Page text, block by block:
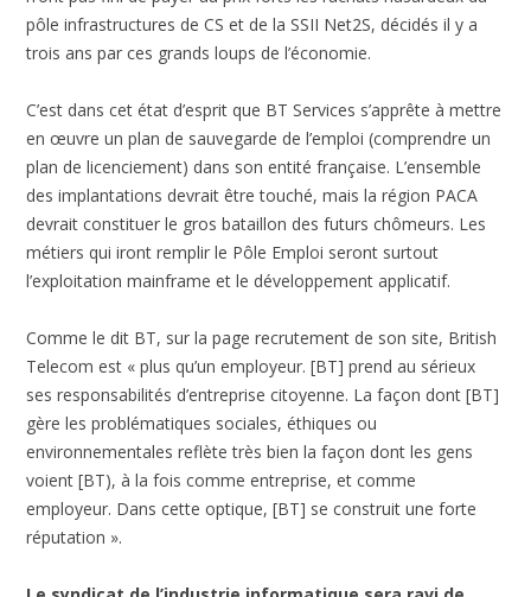
pôle infrastructures de CS et de la SSII Net2S, décidés il y a
trois ans par ces grands loups de l’économie.
C’est dans cet état d’esprit que BT Services s’apprête à mettre
en œuvre un plan de sauvegarde de l’emploi (comprendre un
plan de licenciement) dans son entité française. L’ensemble
des implantations devrait être touché, mais la région PACA
devrait constituer le gros bataillon des futurs chômeurs. Les
métiers qui iront remplir le Pôle Emploi seront surtout
l’exploitation mainframe et le développement applicatif.
Comme le dit BT, sur la page recrutement de son site, British
Telecom est « plus qu’un employeur. [BT] prend au sérieux
ses responsabilités d’entreprise citoyenne. La façon dont [BT]
gère les problématiques sociales, éthiques ou
environnementales reflète très bien la façon dont les gens
voient [BT), à la fois comme entreprise, et comme
employeur. Dans cette optique, [BT] se construit une forte
réputation ».